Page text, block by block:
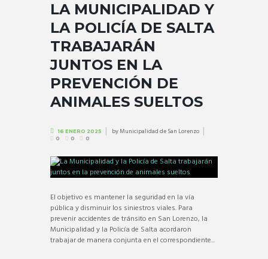
LA MUNICIPALIDAD Y
LA POLICÍA DE SALTA
TRABAJARÁN
JUNTOS EN LA
PREVENCIÓN DE
ANIMALES SUELTOS
16 ENERO 2025 byMunicipalidad de San Lorenzo
0 0 0
El objetivo es mantener la seguridad en la vía
pública y disminuir los siniestros viales. Para
prevenir accidentes de tránsito en San Lorenzo, la
Municipalidad y la Policía de Salta acordaron
trabajar de manera conjunta en el correspondiente...